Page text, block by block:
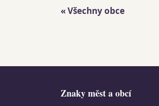
« Všechny obce
Znaky měst a obcí